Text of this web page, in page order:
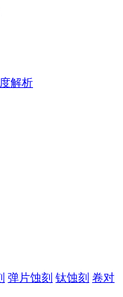
解析
弹片蚀刻 钛蚀刻 卷对